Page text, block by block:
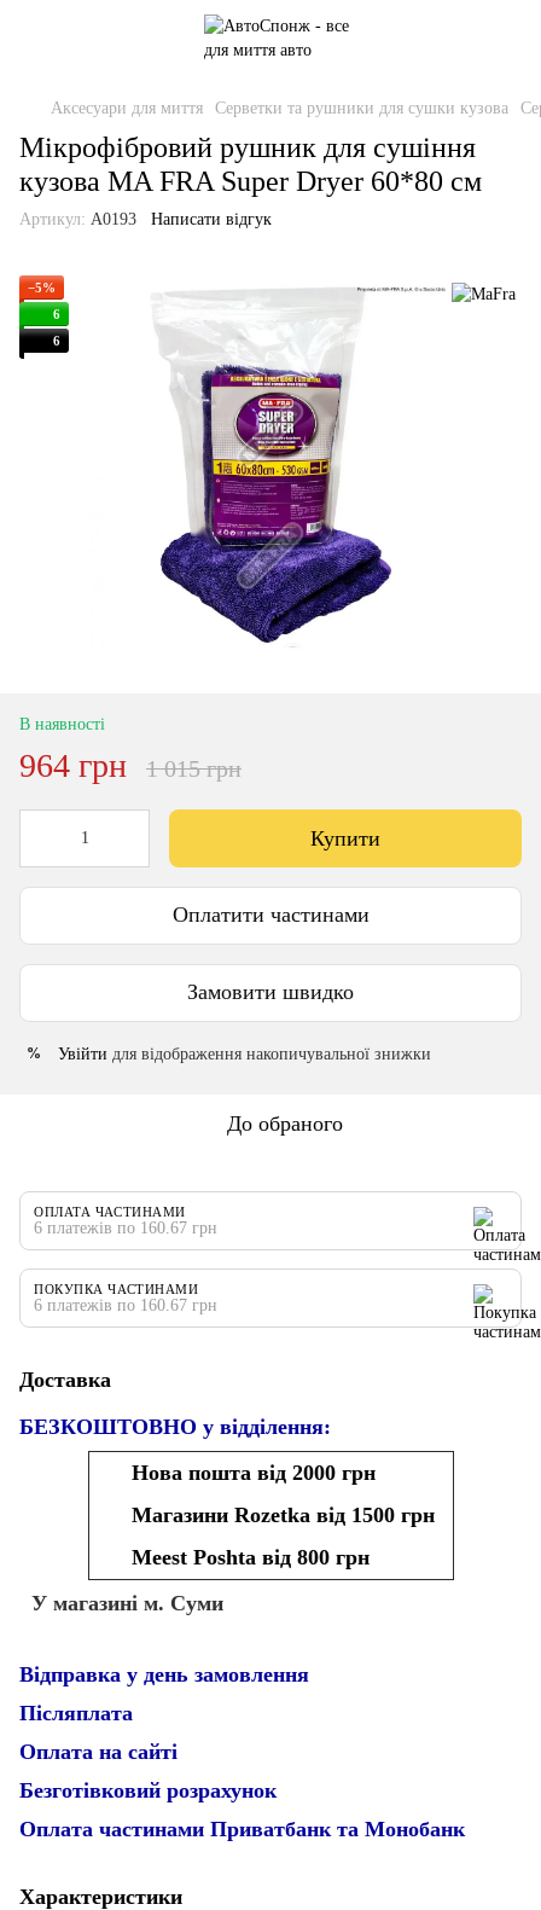
Аксесуари для миття Серветки та рушники для сушки кузова
Мікрофібровий рушник для сушіння
кузова MA FRA Super Dryer 60*80 см
Артикул: A0193 Написати відгук
−5%
6
6
В наявності
964 грн 1 015 грн
Купити
Оплатити частинами
Замовити швидко
% Увійти для відображення накопичувальної знижки
До обраного
ОПЛАТА ЧАСТИНАМИ
6 платежів по 160.67 грн
ПОКУПКА ЧАСТИНАМИ
6 платежів по 160.67 грн
Доставка
БЕЗКОШТОВНО у відділення:
Нова пошта від 2000 грн
Магазини Rozetka від 1500 грн
Meest Poshta від 800 грн
У магазині м. Суми
Відправка у день замовлення
Післяплата
Оплата на сайті
Безготівковий розрахунок
Оплата частинами Приватбанк та Монобанк
Характеристики